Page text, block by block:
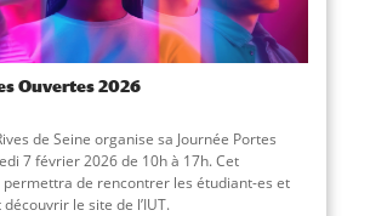
Ouvertes 2026
de Seine organise sa Journée Portes
7 février 2026 de 10h à 17h. Cet
permettra de rencontrer les étudiant-es et
le site de l’IUT.